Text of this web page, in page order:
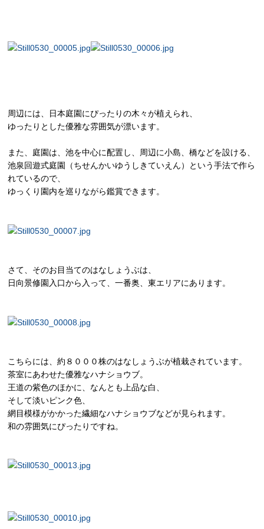
周辺には、日本庭園にぴったりの木々が植えられ、
ゆったりとした優雅な雰囲気が漂います。
また、庭園は、池を中心に配置し、周辺に小島、橋などを設ける、
池泉回遊式庭園（ちせんかいゆうしきていえん）という手法で作ら
れているので、
ゆっくり園内を巡りながら鑑賞できます。
さて、そのお目当てのはなしょうぶは、
日向景修園入口から入って、一番奥、東エリアにあります。
こちらには、約８０００株のはなしょうぶが植栽されています。
茶室にあわせた優雅なハナショウブ。
王道の紫色のほかに、なんとも上品な白、
そして淡いピンク色、
網目模様がかかった繊細なハナショウブなどが見られます。
和の雰囲気にぴったりですね。